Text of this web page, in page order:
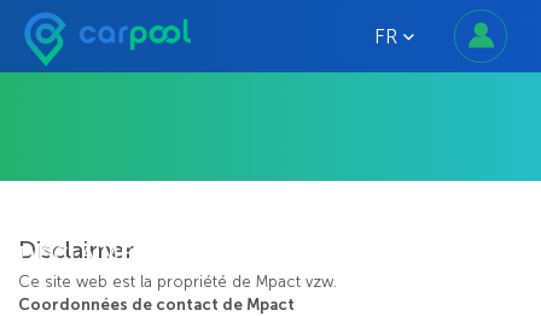
FR
DISCLAIMER
Disclaimer
Ce site web est la propriété de Mpact vzw.
Coordonnées de contact de Mpact